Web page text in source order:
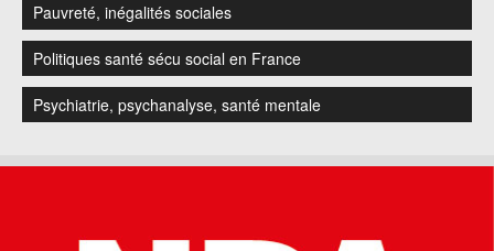
Pauvreté, inégalités sociales
Politiques santé sécu social en France
Psychiatrie, psychanalyse, santé mentale